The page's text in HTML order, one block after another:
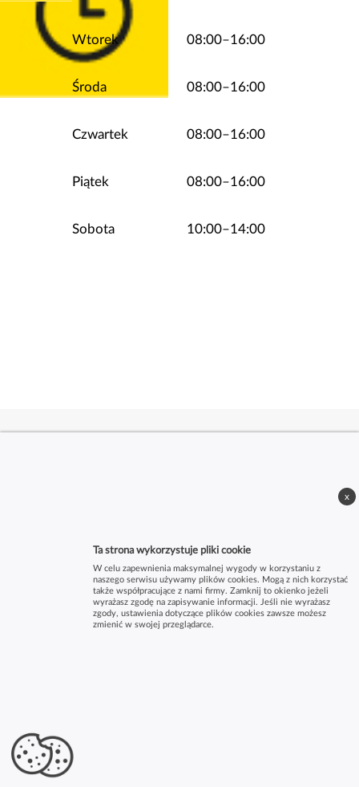
Wtorek 08:00–16:00
Środa 08:00–16:00
Czwartek 08:00–16:00
Piątek 08:00–16:00
Sobota 10:00–14:00
Ta strona wykorzystuje pliki cookie
W celu zapewnienia maksymalnej wygody w korzystaniu z
naszego serwisu używamy plików cookies. Mogą z nich korzystać
także współpracujące z nami firmy. Zamknij to okienko jeżeli
wyrażasz zgodę na zapisywanie informacji. Jeśli nie wyrażasz
zgody, ustawienia dotyczące plików cookies zawsze możesz
zmienić w swojej przeglądarce.
x